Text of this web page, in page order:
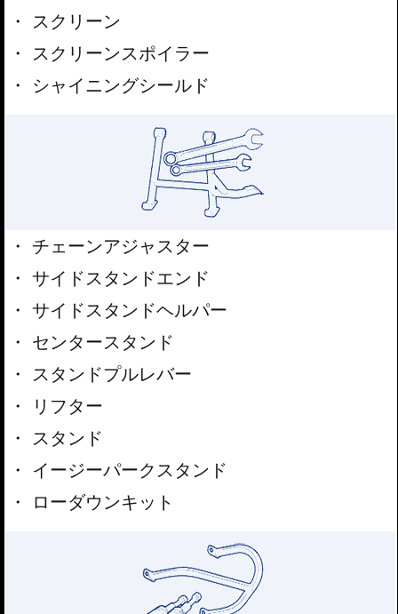
スクリーン
スクリーンスポイラー
シャイニングシールド
チェーンアジャスター
サイドスタンドエンド
サイドスタンドヘルパー
センタースタンド
スタンドプルレバー
リフター
スタンド
イージーパークスタンド
ローダウンキット